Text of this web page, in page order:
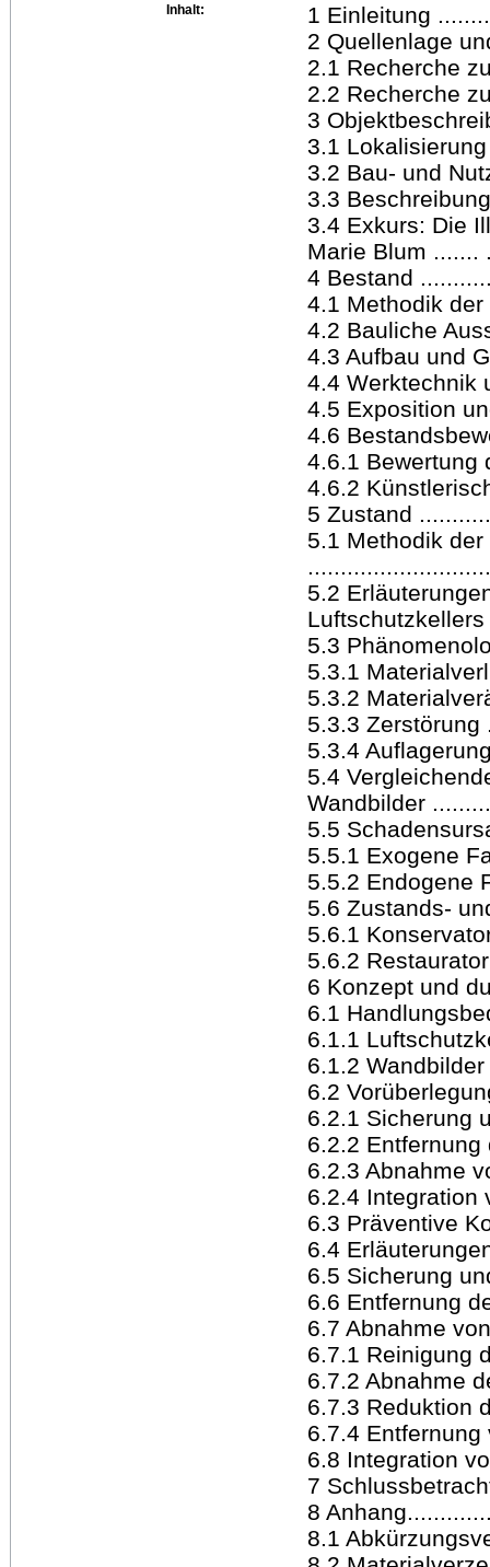
Inhalt:
1 Einleitung
2 Quellenlage
2.1 Recherche
2.2 Recherche
3
3.1
3.2 Bau- und
3.3
3.4 Exkurs: Die
Marie Blum .......
4 Bestand
4.1 Methodik
4.2 Bauliche
4.3 Aufbau und
4.4 Werktechnik
4.5 Exposition
4.6
4.6.1 Bewertung
4.6.2
5 Zustand
5.1 Methodik
5.2
5.3
5.3.1
5.3.2
5.3.3 Zerstörung
5.3.4
5.4
Wandbilder
5.5
5.5.1 Exogene
5.5.2 Endogene
5.6 Zustands-
5.6.1
5.6.2
6 Konzept und
6.1
6.1.1
6.1.2
6.2
6.2.1 Sicherung
6.2.2
6.2.3 Abnahme
6.2.4 Integration
6.3 Präventive
6.4
6.5 Sicherung
6.6 Entfernung
6.7 Abnahme
6.7.1 Reinigung
6.7.2 Abnahme
6.7.3 Reduktion
6.7.4
6.8 Integration
7
8
8.1